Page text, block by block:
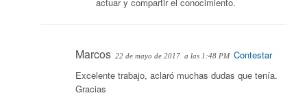
actuar y compartir el conocimiento.
Marcos 22 de mayo de 2017 a las 1:48 PM Contestar
Excelente trabajo, aclaró muchas dudas que tenía.
Gracias